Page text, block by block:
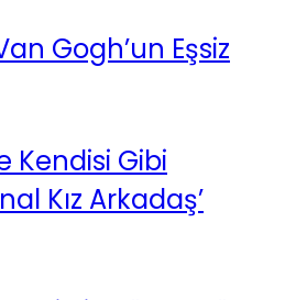
Gogh’un Eşsiz
Kendisi Gibi
Kız Arkadaş’